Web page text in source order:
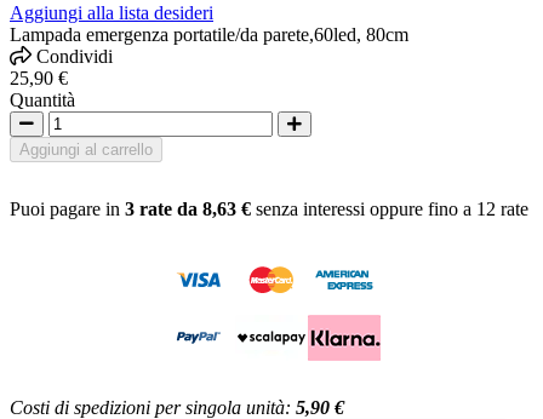
Aggiungi alla lista desideri
Lampada emergenza portatile/da parete,60led, 80cm
Condividi
25,90 €
Quantità
Aggiungi al carrello
Puoi pagare in 3 rate da 8,63 € senza interessi oppure fino a 12 rate
Costi di spedizioni per singola unità: 5,90 €